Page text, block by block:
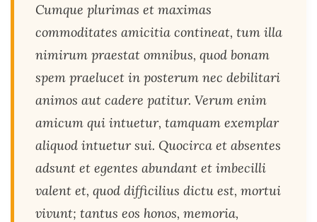
Cumque plurimas et maximas
commoditates amicitia contineat, tum illa
nimirum praestat omnibus, quod bonam
spem praelucet in posterum nec debilitari
animos aut cadere patitur. Verum enim
amicum qui intuetur, tamquam exemplar
aliquod intuetur sui. Quocirca et absentes
adsunt et egentes abundant et imbecilli
valent et, quod difficilius dictu est, mortui
vivunt; tantus eos honos, memoria,